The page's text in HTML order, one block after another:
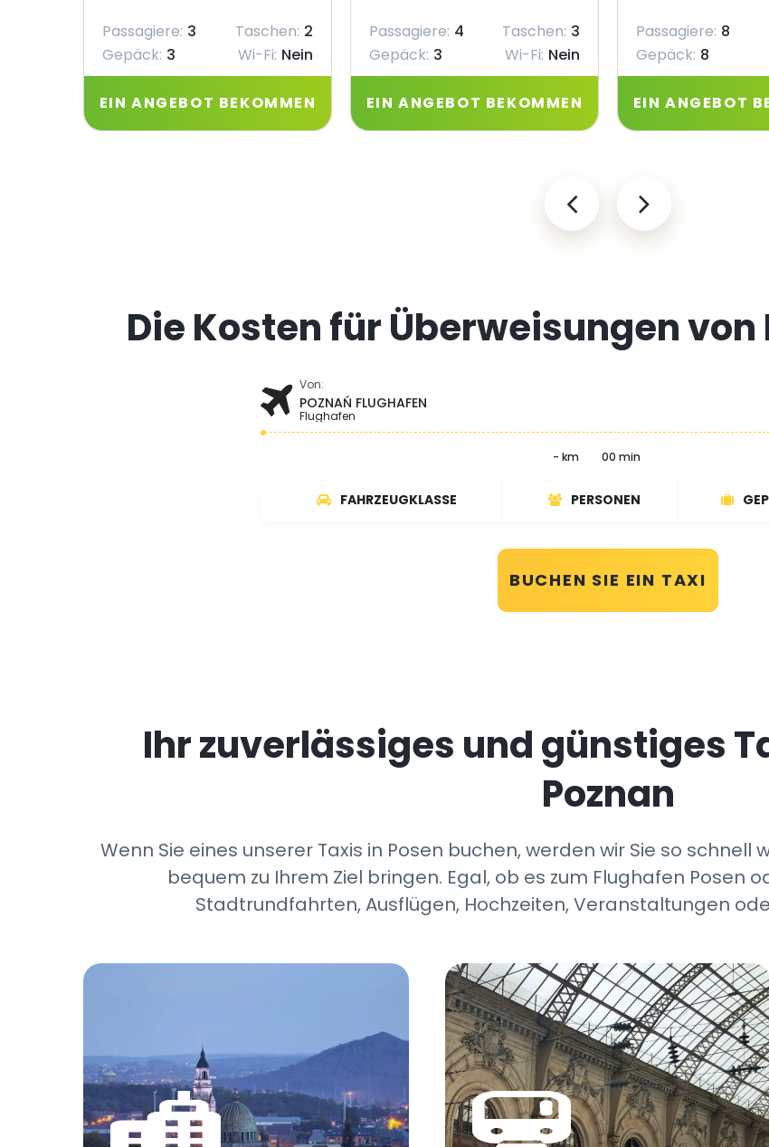
Passagiere: 3 Taschen: 2
Gepäck: 3 Wi-Fi: Nein
EIN ANGEBOT BEKOMMEN
Passagiere: 4 Taschen: 3
Gepäck: 3 Wi-Fi: Nein
EIN ANGEBOT BEKOMMEN
Passagiere: 8
Gepäck: 8
EIN ANGEBOT
Die Kosten für Überweisungen von
Von:
POZNAŃ FLUGHAFEN
Flughafen
- km 00 min
FAHRZEUGKLASSE PERSONEN
BUCHEN SIE EIN TAXI
Ihr zuverlässiges und günstiges
Poznan
Wenn Sie eines unserer Taxis in Posen buchen, werden wir Sie so
bequem zu Ihrem Ziel bringen. Egal, ob es zum Flughafen Posen
Stadtrundfahrten, Ausflügen, Hochzeiten, Veranstaltungen